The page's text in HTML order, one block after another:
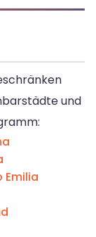
und
Emilia